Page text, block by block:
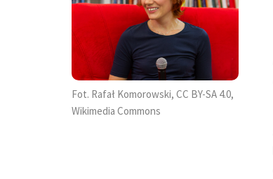
Fot. Rafał Komorowski, CC BY-SA 4.0,
Wikimedia Commons